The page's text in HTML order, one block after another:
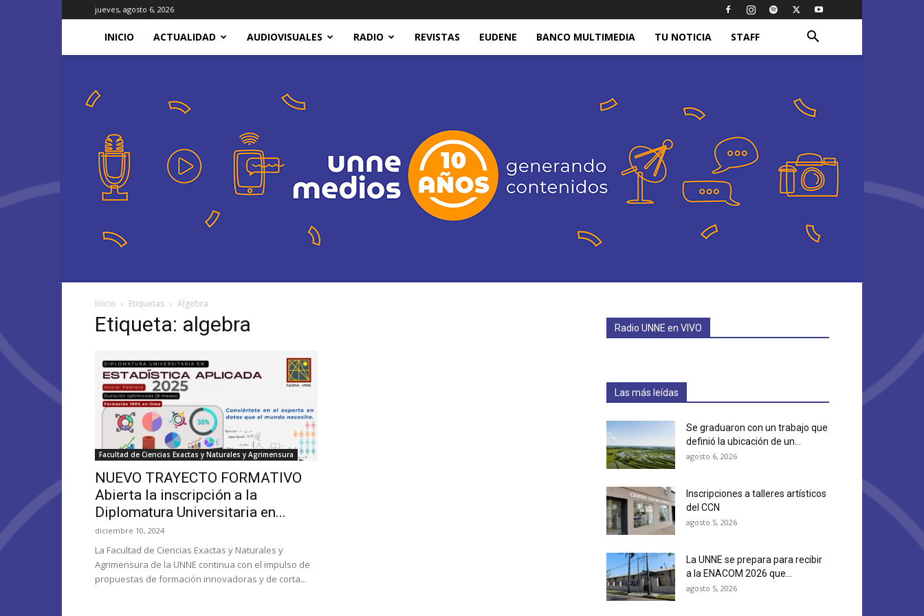
jueves, agosto 6, 2026
INICIO ACTUALIDAD AUDIOVISUALES RADIO REVISTAS EUDENE BANCO MULTIMEDIA TU NOTICIA STAFF
Inicio Etiquetas Algebra
Etiqueta: algebra
Facultad de Ciencias Exactas y Naturales y Agrimensura
NUEVO TRAYECTO FORMATIVO
Abierta la inscripción a la
Diplomatura Universitaria en...
diciembre 10, 2024
La Facultad de Ciencias Exactas y Naturales y
Agrimensura de la UNNE continua con el impulso de
propuestas de formación innovadoras y de corta...
Radio UNNE en VIVO
Las más leídas
Se graduaron con un trabajo que
definió la ubicación de un...
agosto 6, 2026
Inscripciones a talleres artísticos
del CCN
agosto 5, 2026
La UNNE se prepara para recibir
a la ENACOM 2026 que...
agosto 5, 2026